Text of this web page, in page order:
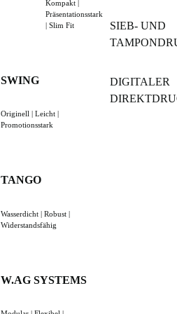
Kompakt |
Präsentationsstark
| Slim Fit
SWING
Originell | Leicht |
Promotionsstark
TANGO
Wasserdicht | Robust |
Widerstandsfähig
W.AG SYSTEMS
SIEB- UND
DIGITALER